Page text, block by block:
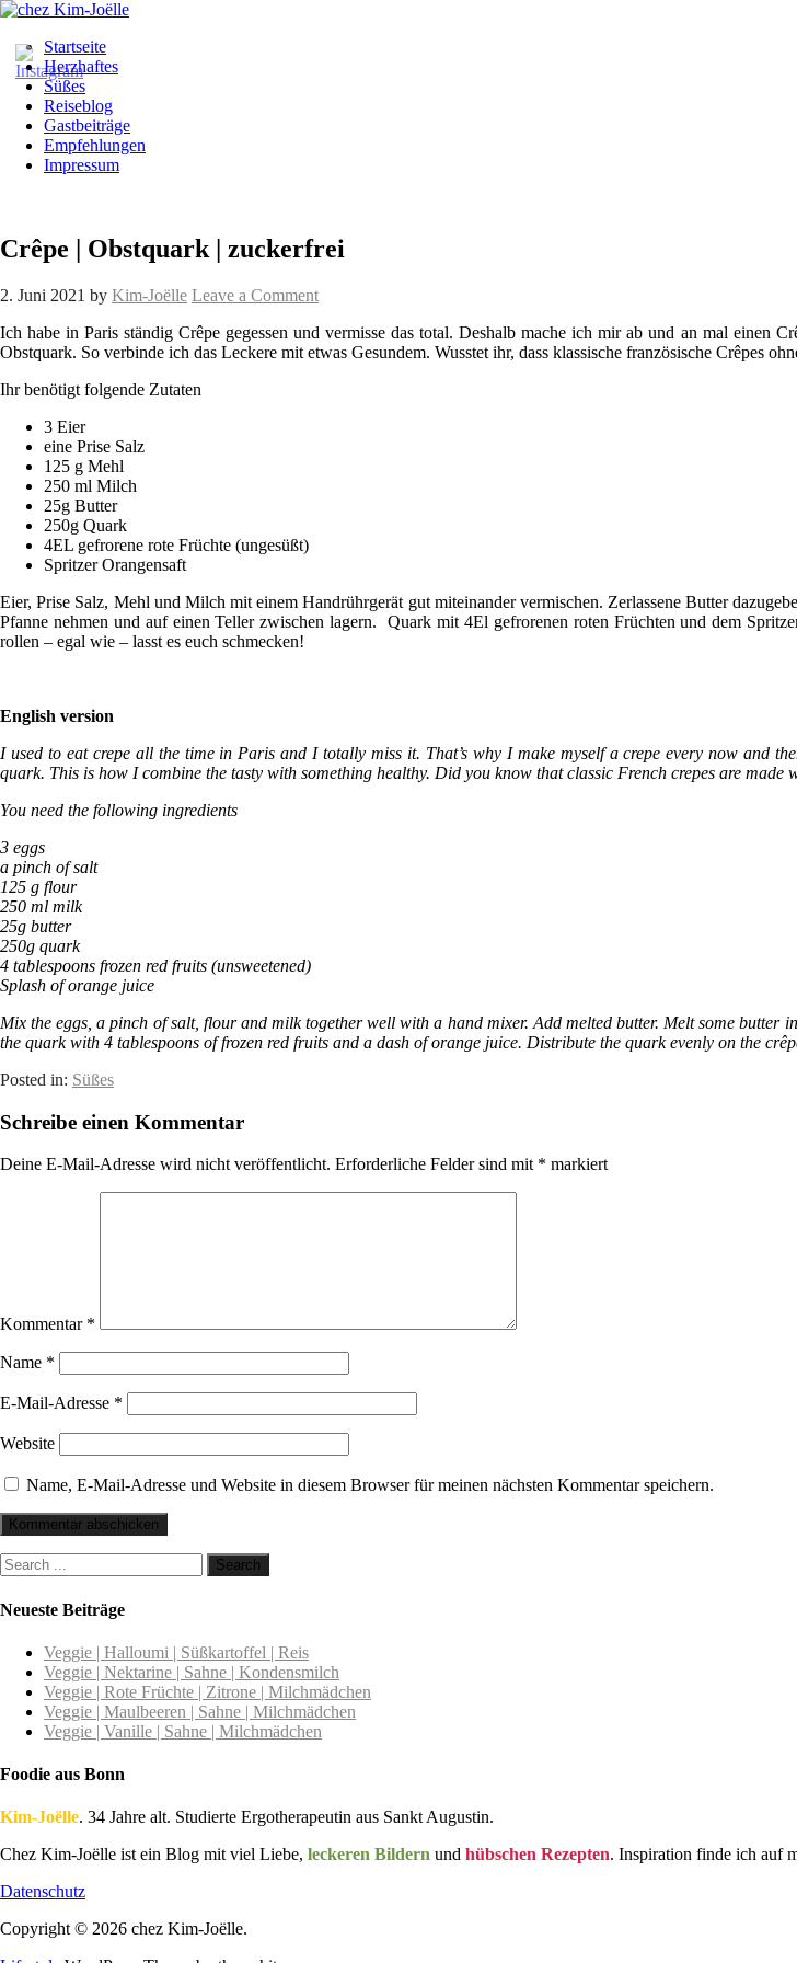
Startseite
Herzhaftes
Süßes
Reiseblog
Gastbeiträge
Empfehlungen
Impressum
Crêpe | Obstquark | zuckerfrei
2. Juni 2021 by Kim-Joëlle Leave a Comment
Ich habe in Paris ständig Crêpe gegessen und vermisse das total. Deshalb mache ich mir ab und an mal einen
Obstquark. So verbinde ich das Leckere mit etwas Gesundem. Wusstet ihr, dass klassische französische Crêpes
Ihr benötigt folgende Zutaten
3 Eier
eine Prise Salz
125 g Mehl
250 ml Milch
25g Butter
250g Quark
4EL gefrorene rote Früchte (ungesüßt)
Spritzer Orangensaft
Eier, Prise Salz, Mehl und Milch mit einem Handrührgerät gut miteinander vermischen. Zerlassene Butter
Pfanne nehmen und auf einen Teller zwischen lagern. Quark mit 4El gefrorenen roten Früchten und dem
rollen – egal wie – lasst es euch schmecken!
English version
I used to eat crepe all the time in Paris and I totally miss it. That’s why I make myself a crepe every now
quark. This is how I combine the tasty with something healthy. Did you know that classic French crepes are made
You need the following ingredients
3 eggs
a pinch of salt
125 g flour
250 ml milk
25g butter
250g quark
4 tablespoons frozen red fruits (unsweetened)
Splash of orange juice
Mix the eggs, a pinch of salt, flour and milk together well with a hand mixer. Add melted butter. Melt some butter
the quark with 4 tablespoons of frozen red fruits and a dash of orange juice. Distribute the quark evenly on the
Posted in: Süßes
Schreibe einen Kommentar
Deine E-Mail-Adresse wird nicht veröffentlicht. Erforderliche Felder sind mit * markiert
Kommentar *
Name *
E-Mail-Adresse *
Website
Name, E-Mail-Adresse und Website in diesem Browser für meinen nächsten Kommentar speichern.
Neueste Beiträge
Veggie | Halloumi | Süßkartoffel | Reis
Veggie | Nektarine | Sahne | Kondensmilch
Veggie | Rote Früchte | Zitrone | Milchmädchen
Veggie | Maulbeeren | Sahne | Milchmädchen
Veggie | Vanille | Sahne | Milchmädchen
Foodie aus Bonn
Kim-Joëlle. 34 Jahre alt. Studierte Ergotherapeutin aus Sankt Augustin.
Chez Kim-Joëlle ist ein Blog mit viel Liebe, leckeren Bildern und hübschen Rezepten. Inspiration finde ich auf
Datenschutz
Copyright © 2026 chez Kim-Joëlle.